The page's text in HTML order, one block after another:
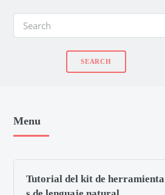
Menu
Tutorial del kit de herramienta